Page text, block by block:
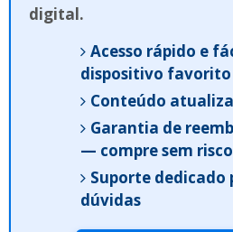
digital.
Acesso rápido e
dispositivo favorito
Conteúdo
Garantia de
— compre sem
Suporte dedicado
dúvidas